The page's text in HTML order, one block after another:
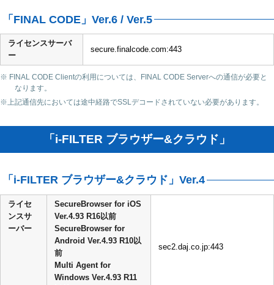
「FINAL CODE」Ver.6 / Ver.5
ライセンスサーバ
ー
secure.finalcode.com:443
※ FINAL CODE Clientの利用については、FINAL CODE Serverへの通信が必要と
なります。
※上記通信先においては途中経路でSSLデコードされていない必要があります。
「i-FILTER ブラウザー&クラウド」
「i-FILTER ブラウザー&クラウド」Ver.4
ライセ
ンスサ
ーバー
SecureBrowser for iOS
Ver.4.93 R16以前
SecureBrowser for
Android Ver.4.93 R10以
前
Multi Agent for
Windows Ver.4.93 R11
sec2.daj.co.jp:443